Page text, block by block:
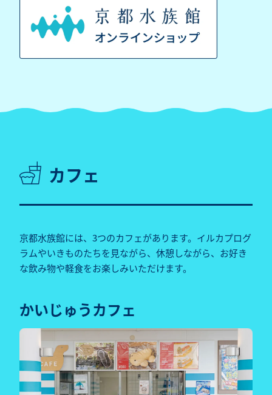
カフェ
京都水族館には、3つのカフェがあります。イルカプログ
ラムやいきものたちを見ながら、休憩しながら、お好き
な飲み物や軽食をお楽しみいただけます。
かいじゅうカフェ